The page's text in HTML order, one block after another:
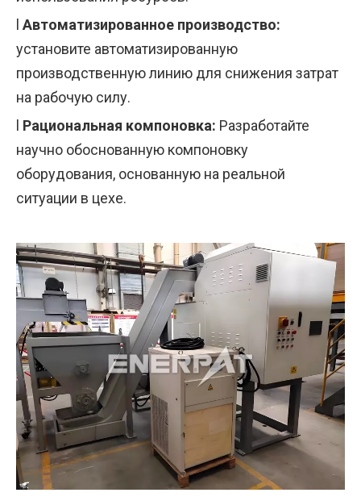
l Автоматизированное производство:
установите автоматизированную
производственную линию для снижения затрат
на рабочую силу.
l Рациональная компоновка: Разработайте
научно обоснованную компоновку
оборудования, основанную на реальной
ситуации в цехе.